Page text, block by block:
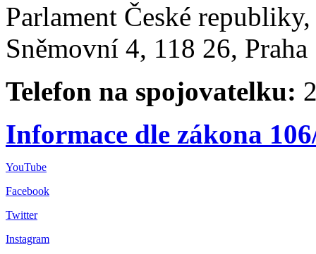
Parlament České
Sněmovní 4, 118 26,
Telefon na spojovatelku:
Informace dle zákona
YouTube
Facebook
Twitter
Instagram